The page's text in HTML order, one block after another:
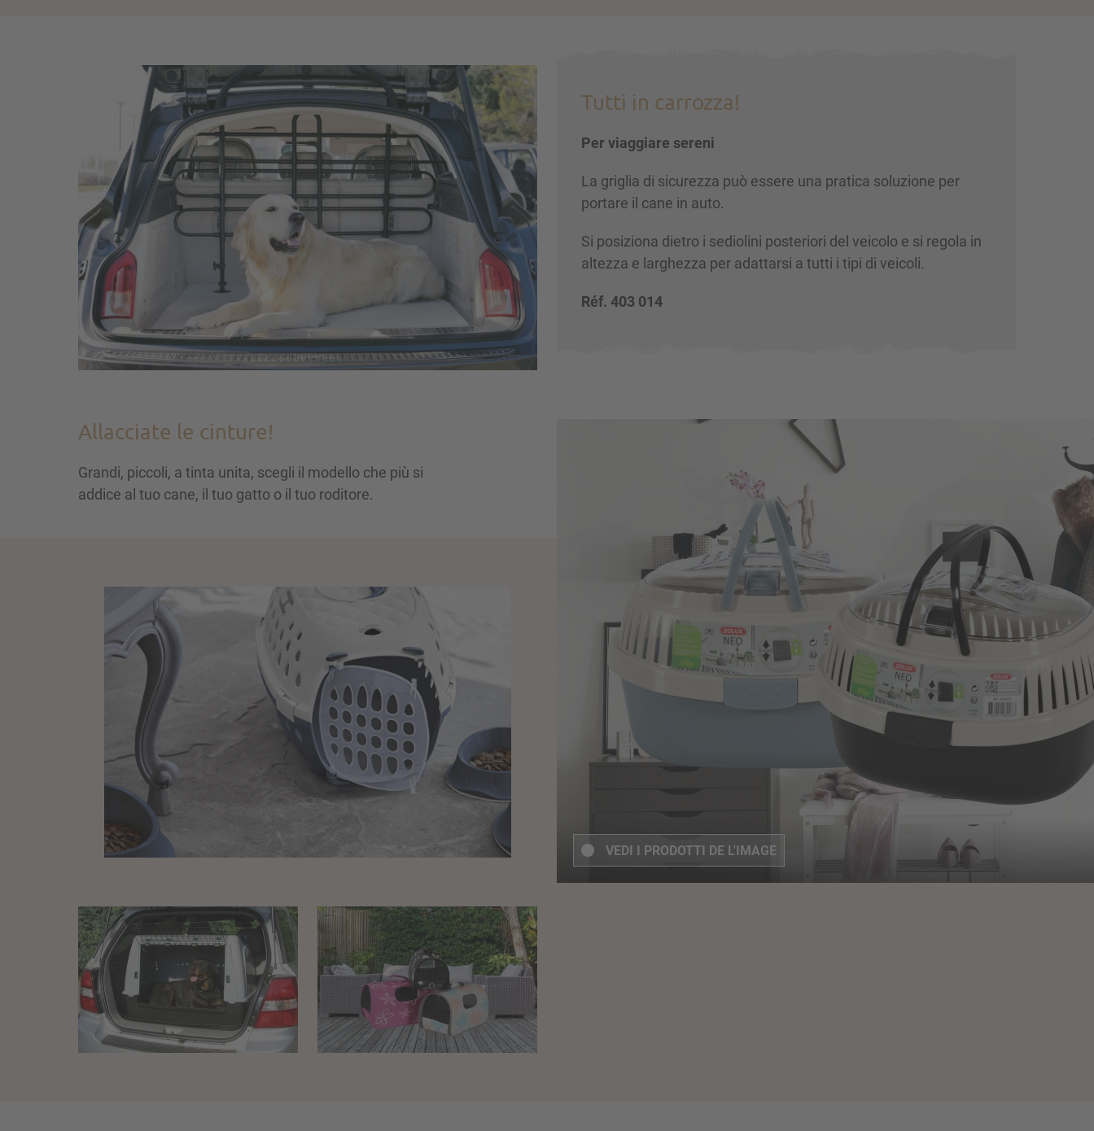
Tutti in carrozza!
Per viaggiare sereni
La griglia di sicurezza può essere una pratica soluzione per
portare il cane in auto.
Si posiziona dietro i sediolini posteriori del veicolo e si regola in
altezza e larghezza per adattarsi a tutti i tipi di veicoli.
Réf. 403 014
Allacciate le cinture!
Grandi, piccoli, a tinta unita, scegli il modello che più si
addice al tuo cane, il tuo gatto o il tuo roditore.
VEDI I PRODOTTI DE L'IMAGE